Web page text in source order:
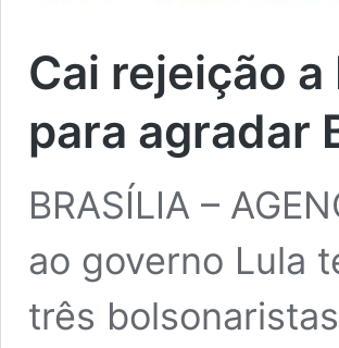
Cai rejeição
para agradar
BRASÍLIA –
ao governo Lula
três